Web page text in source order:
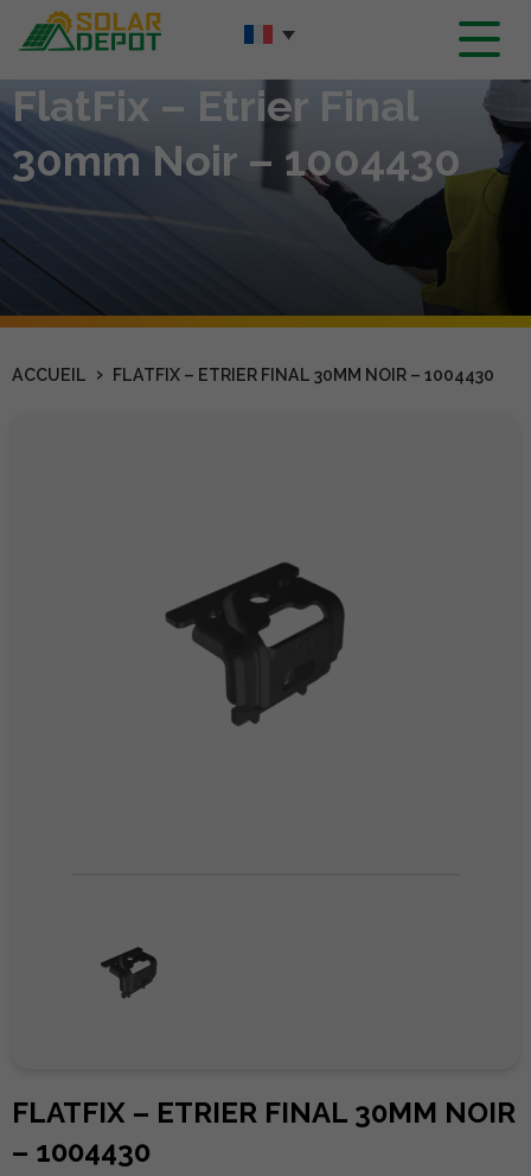
Contenu
principal
FlatFix – Etrier Final
30mm Noir – 1004430
ACCUEIL › FLATFIX – ETRIER FINAL 30MM NOIR – 1004430
FLATFIX – ETRIER FINAL 30MM NOIR
– 1004430